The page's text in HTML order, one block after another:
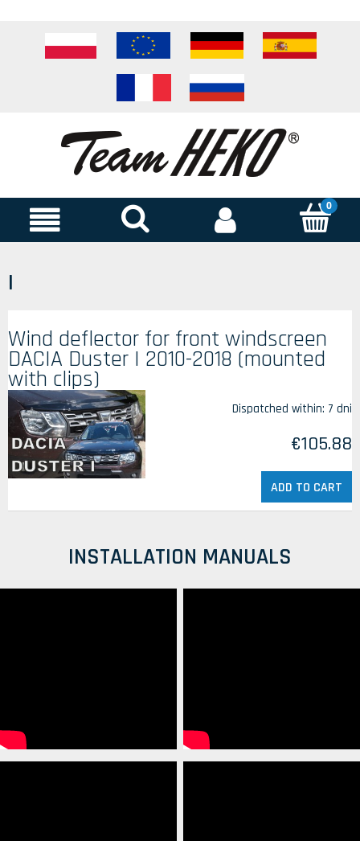
I
Wind deflector for front windscreen
DACIA Duster I 2010-2018 (mounted
with clips)
Dispatched within: 7 dni
€105.88
ADD TO CART
INSTALLATION MANUALS